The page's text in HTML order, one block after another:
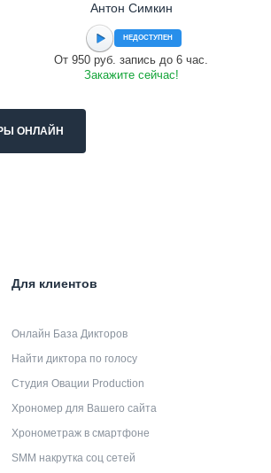
Антон Симкин
НЕДОСТУПЕН
От 950 руб. запись до 6 час.
Закажите сейчас!
ОНЛАЙН
Для клиентов
Онлайн База Дикторов
Найти диктора по голосу
Студия Овации Production
Хрономер для Вашего сайта
Хронометраж в смартфоне
SMM накрутка соц сетей